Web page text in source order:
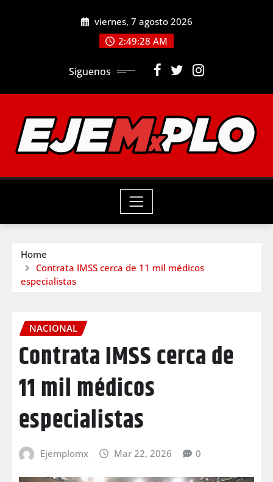
viernes, 7 agosto 2026
2:49:30 AM
Siguenos
Home
Contrata IMSS cerca de 11 mil médicos
especialistas
NACIONAL
Contrata IMSS cerca de
11 mil médicos
especialistas
Ejemplomx Mar 22, 2026 0